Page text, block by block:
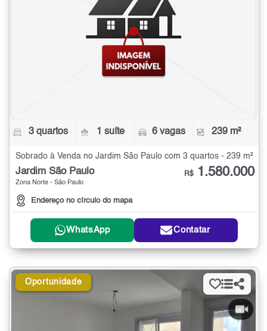
3 quartos 1 suíte 6 vagas 239 m²
Sobrado à Venda no Jardim São Paulo com 3 quartos - 239 m²
Jardim São Paulo
Zona Norte - São Paulo
Endereço no círculo do mapa
R$ 1.580.000
WhatsApp Contatar
Oportunidade